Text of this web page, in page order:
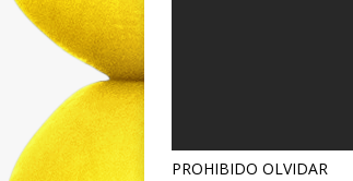
PROHIBIDO OLVIDAR